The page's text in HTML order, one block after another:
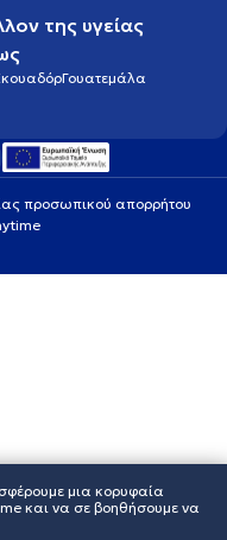
της υγείας
Γουατεμάλα
προσωπικού απορρήτου
μια κορυφαία
και να σε βοηθήσουμε να